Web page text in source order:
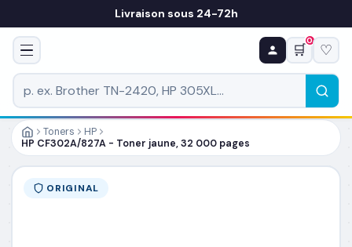
Livraison sous 24-72h
🛒
0
♡
Toners
HP
HP CF302A/827A - Toner jaune, 32 000 pages
ORIGINAL
Prévoyez & économisez
vous prépare un devis personnalisé
RÉFÉRENCE DU PRODUIT*